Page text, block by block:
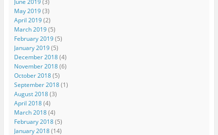
June 2019(3)
May 2019(3)
April 2019(2)
March 2019(5)
February 2019(5)
January 2019(5)
December 2018(4)
November 2018(6)
October 2018(5)
September 2018(1)
August 2018(3)
April 2018(4)
March 2018(4)
February 2018(5)
January 2018(14)